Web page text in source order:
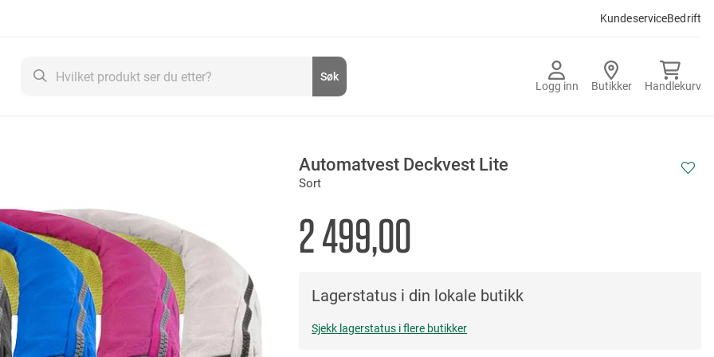
KundeserviceBedrift
Logg inn Butikker Handlekurv
Søk
Automatvest Deckvest Lite
Sort
2 499,00
Lagerstatus i din lokale butikk
Sjekk lagerstatus i flere butikker